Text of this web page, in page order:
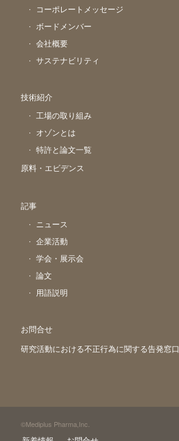
コーポレートメッセージ
ボードメンバー
会社概要
サステナビリティ
技術紹介
工場の取り組み
オゾンとは
特許と論文一覧
原料・エビデンス
記事
ニュース
企業活動
学会・展示会
論文
用語説明
お問合せ
研究活動における不正行為に関する告発窓口
©Mediplus Pharma,Inc.